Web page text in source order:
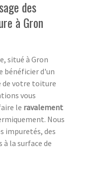
des
à Gron
situé à Gron
bénéficier d'un
de votre toiture
vous
le ravalement
Nous
impuretés, des
à la surface de